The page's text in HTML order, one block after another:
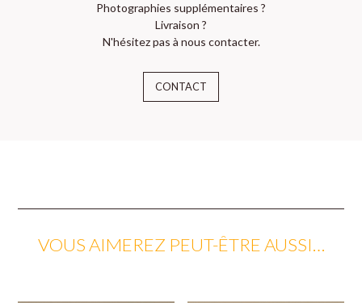
Photographies supplémentaires ?
Livraison ?
N'hésitez pas à nous contacter.
CONTACT
VOUS AIMEREZ PEUT-ÊTRE AUSSI…